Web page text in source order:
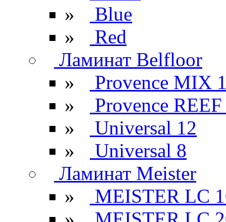
»
Blue
»
Red
Ламинат Belfloor
»
Provence MIX
»
Provence
»
Universal 12
»
Universal 8
Ламинат Meister
»
MEISTER LC